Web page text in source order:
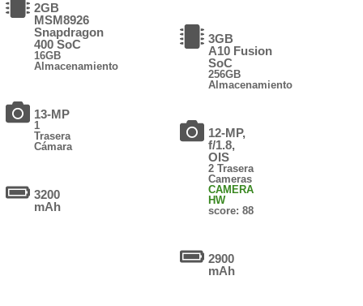
2GB
MSM8926
Snapdragon
400 SoC
16GB
Almacenamiento
13-MP
1
Trasera
Cámara
3200
mAh
3GB
A10 Fusion
SoC
256GB
Almacenamiento
12-MP,
f/1.8,
OIS
2 Trasera
Cameras
CAMERA
HW
score: 88
2900
mAh